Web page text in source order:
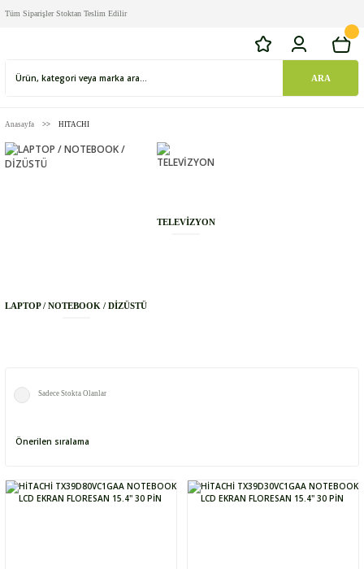
Tüm Siparişler Stoktan Teslim Edilir
ARA
Anasayfa HITACHI
LAPTOP / NOTEBOOK / DİZÜSTÜ
TELEVİZYON
Sadece Stokta Olanlar